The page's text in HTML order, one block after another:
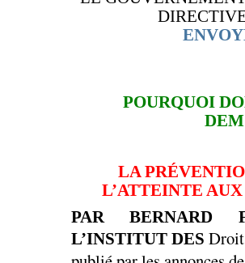
POURQUOI
LA
L’ATTEINTE
PAR BERNARD
L’INSTITUT DES